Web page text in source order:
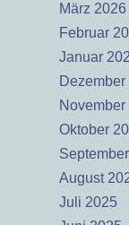
März 2026
Februar
Januar
Dezember
November
Oktober
August
Juli 2025